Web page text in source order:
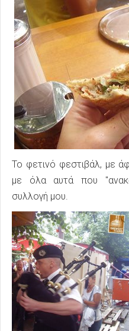
Το φετινό φεστιβάλ, με
με όλα αυτά που
συλλογή μου.